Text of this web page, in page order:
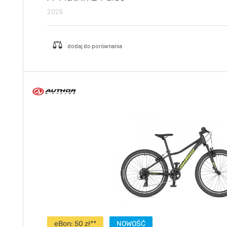
2026
eBon: 50 zł** NOWOŚĆ